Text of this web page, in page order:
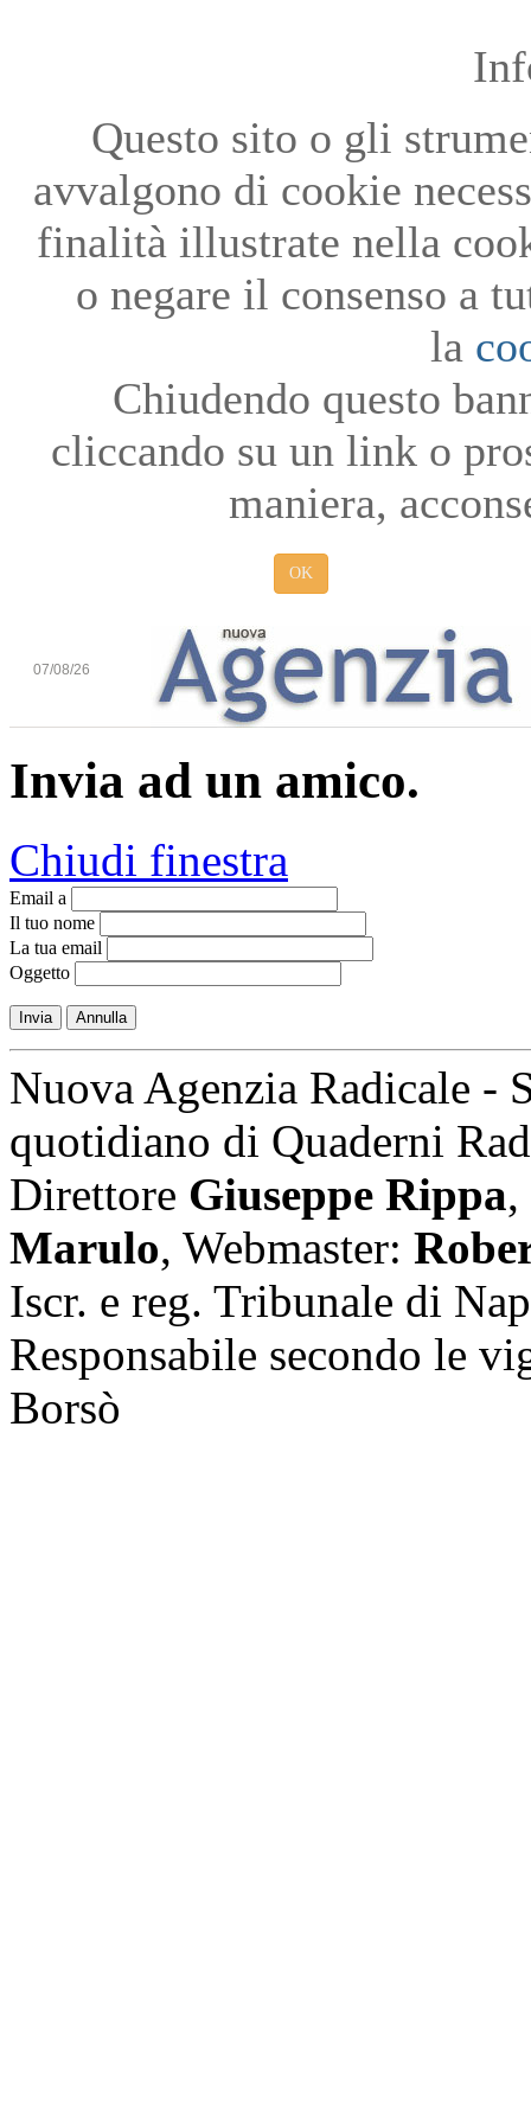
Questo sito o gli
avvalgono di cookie
finalità illustrate nella
o negare il consenso a
la
Chiudendo questo
cliccando su un link o
maniera,
OK
07/08/26
Invia ad un amico.
Chiudi finestra
Email a
Il tuo nome
La tua email
Oggetto
Invia Annulla
Nuova Agenzia Radicale -
quotidiano di Quaderni
Direttore Giuseppe Rippa,
Marulo, Webmaster:
Iscr. e reg. Tribunale di
Responsabile secondo le
Borsò